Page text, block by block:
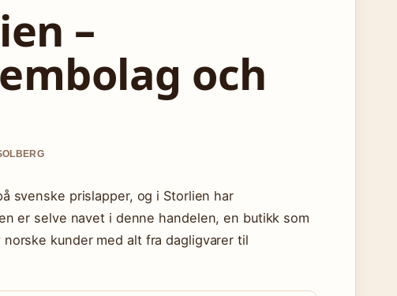
–
och
svenske prislapper, og i Storlien har
er selve navet i denne handelen, en butikk som
kunder med alt fra dagligvarer til